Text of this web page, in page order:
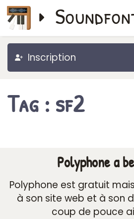
Inscription
Tag : sf2
Polyphone a
Polyphone est gratuit
à son site web et à son
coup de pouce